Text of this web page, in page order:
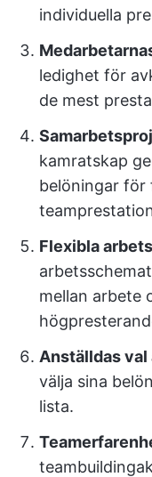
individuella
ledighet för
de mest
kamratskap
belöningar för
Flexibla
mellan arbete
Anställdas val
välja sina
lista.